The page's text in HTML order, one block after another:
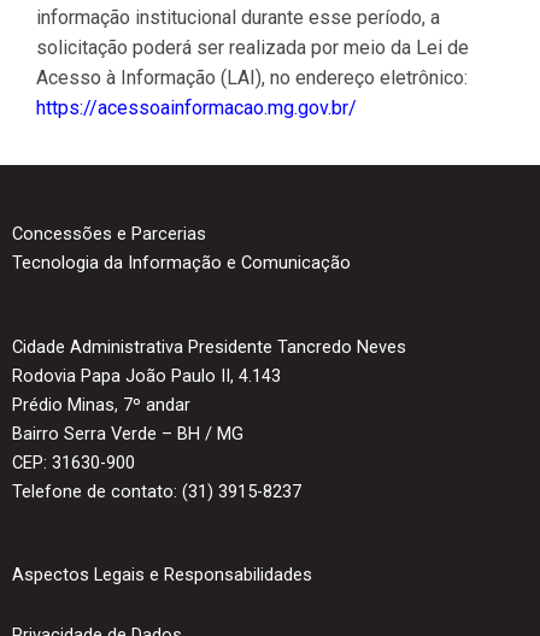
informação institucional durante esse período, a
solicitação poderá ser realizada por meio da Lei de
Acesso à Informação (LAI), no endereço eletrônico:
https://acessoainformacao.mg.gov.br/
Concessões e Parcerias
Tecnologia da Informação e Comunicação
Cidade Administrativa Presidente Tancredo Neves
Rodovia Papa João Paulo II, 4.143
Prédio Minas, 7º andar
Bairro Serra Verde – BH / MG
CEP: 31630-900
Telefone de contato: (31) 3915-8237
Aspectos Legais e Responsabilidades